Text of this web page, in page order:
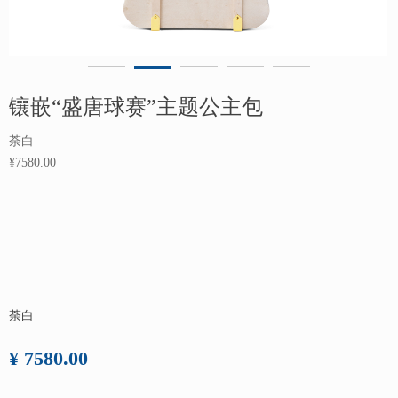
镶嵌“盛唐球赛”主题公主包
荼白
¥7580.00
荼白
¥ 7580.00